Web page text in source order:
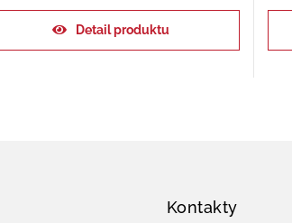
Detail produktu
Kontakty